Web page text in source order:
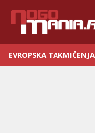
EVROPSKA TAKMIČENJA